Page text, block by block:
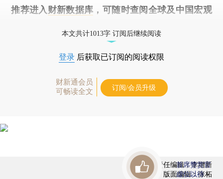
推荐进入 财新数据库 ，可随时查阅全球及中国宏观
本文共计1013字 订阅后继续阅读
登录 后获取已订阅的阅读权限
财新通会员
可畅读全文
订阅/会员升级
责任编辑：李增新
版面编辑：张柘
首席赞赏官
虚位以待